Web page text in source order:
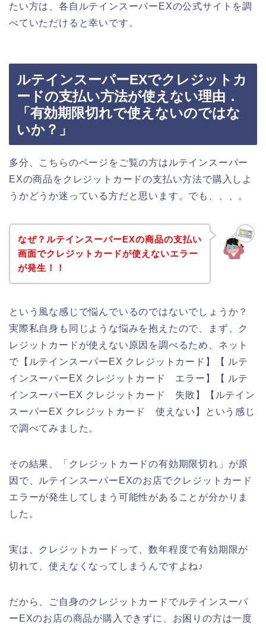
たい方は、各自ルテインスーパーEXの公式サイトを調
べていただけると幸いです。
ルテインスーパーEXでクレジットカ
ードの支払い方法が使えない理由．
「有効期限切れで使えないのではな
いか？」
多分、こちらのページをご覧の方はルテインスーパー
EXの商品をクレジットカードの支払い方法で購入しよ
うかどうか迷っている方だと思います。でも、、、。
なぜ？ルテインスーパーEXの商品の支払い
画面でクレジットカードが使えないエラー
が発生！！
という風な感じで悩んでいるのではないでしょうか？
実際私自身も同じような悩みを抱えたので、まず、ク
レジットカードが使えない原因を調べるため、ネット
で【ルテインスーパーEX クレジットカード】【 ルテ
インスーパーEX クレジットカード エラー】【 ルテ
インスーパーEX クレジットカード 失敗】【ルテイン
スーパーEX クレジットカード 使えない】という感じ
で調べてみました。
その結果、「クレジットカードの有効期限切れ」が原
因で、ルテインスーパーEXのお店でクレジットカード
エラーが発生してしまう可能性があることが分かりま
した。
実は、クレジットカードって、数年程度で有効期限が
切れて、使えなくなってしまうんですよね♪
だから、ご自身のクレジットカードでルテインスーパ
ーEXのお店の商品が購入できずに、お困りの方は一度